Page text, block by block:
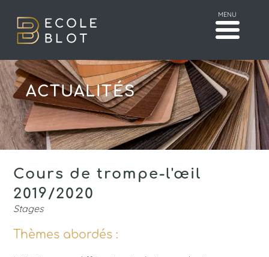
MENU
ACTUALITÉS
Cours de trompe-l'œil
2019/2020
Stages
Thèmes abordés :